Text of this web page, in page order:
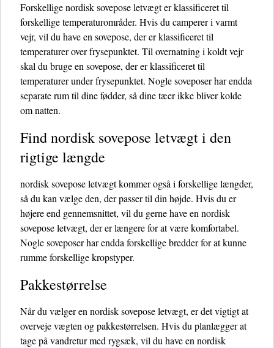
Forskellige nordisk sovepose letvægt er klassificeret til
forskellige temperaturområder. Hvis du camperer i varmt
vejr, vil du have en sovepose, der er klassificeret til
temperaturer over frysepunktet. Til overnatning i koldt vejr
skal du bruge en sovepose, der er klassificeret til
temperaturer under frysepunktet. Nogle soveposer har endda
separate rum til dine fødder, så dine tæer ikke bliver kolde
om natten.
Find nordisk sovepose letvægt i den
rigtige længde
nordisk sovepose letvægt kommer også i forskellige længder,
så du kan vælge den, der passer til din højde. Hvis du er
højere end gennemsnittet, vil du gerne have en nordisk
sovepose letvægt, der er længere for at være komfortabel.
Nogle soveposer har endda forskellige bredder for at kunne
rumme forskellige kropstyper.
Pakkestørrelse
Når du vælger en nordisk sovepose letvægt, er det vigtigt at
overveje vægten og pakkestørrelsen. Hvis du planlægger at
tage på vandretur med rygsæk, vil du have en nordisk